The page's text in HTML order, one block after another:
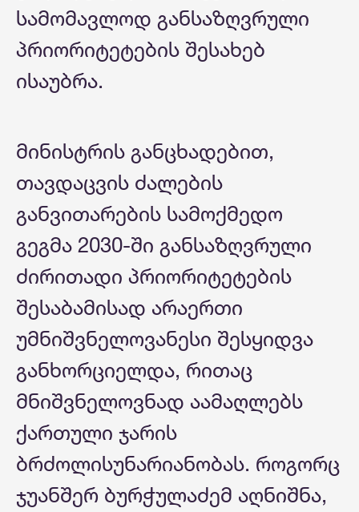
სამომავლოდ განსაზღვრული
პრიორიტეტების შესახებ
ისაუბრა.
მინისტრის განცხადებით,
თავდაცვის ძალების
განვითარების სამოქმედო
გეგმა 2030-ში განსაზღვრული
ძირითადი პრიორიტეტების
შესაბამისად არაერთი
უმნიშვნელოვანესი შესყიდვა
განხორციელდა, რითაც
მნიშვნელოვნად აამაღლებს
ქართული ჯარის
ბრძოლისუნარიანობას. როგორც
ჯუანშერ ბურჭულაძემ აღნიშნა,